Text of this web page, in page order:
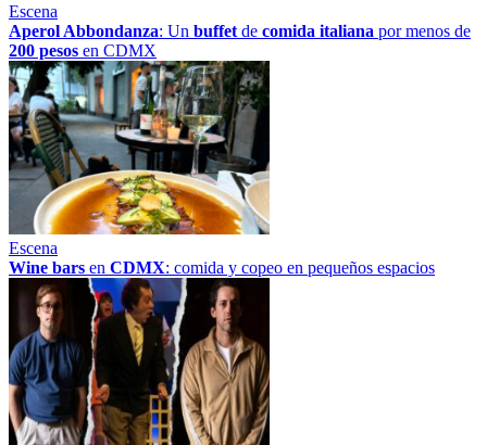
Escena
Aperol Abbondanza: Un buffet de comida italiana por menos de
200 pesos en CDMX
Escena
Wine bars en CDMX: comida y copeo en pequeños espacios